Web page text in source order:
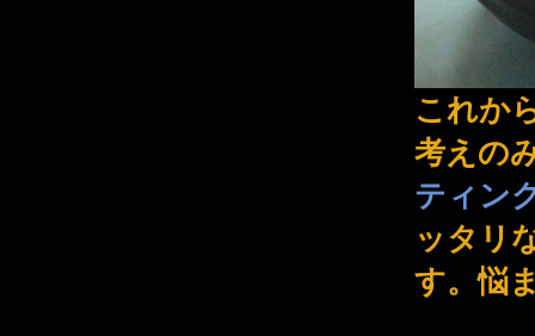
これか
考えの
ティン
ッタリ
す。悩